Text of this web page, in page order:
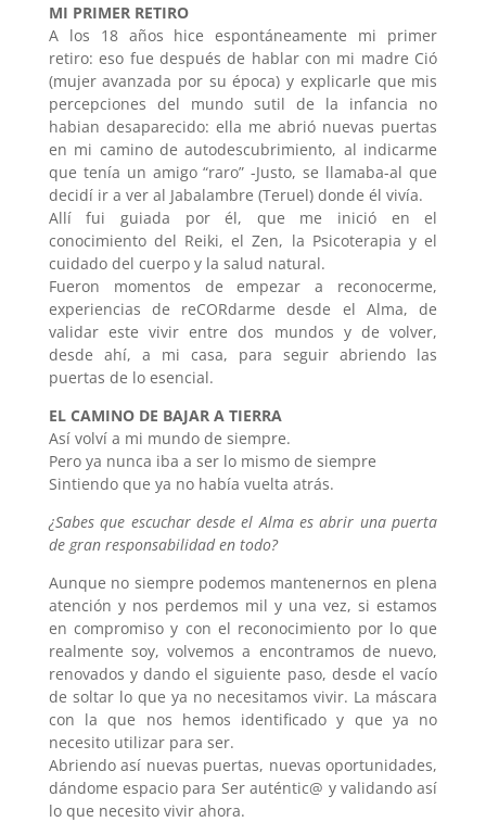
MI PRIMER RETIRO
A los 18 años hice espontáneamente mi primer
retiro: eso fue después de hablar con mi madre Ció
(mujer avanzada por su época) y explicarle que mis
percepciones del mundo sutil de la infancia no
habian desaparecido: ella me abrió nuevas puertas
en mi camino de autodescubrimiento, al indicarme
que tenía un amigo “raro” -Justo, se llamaba-al que
decidí ir a ver al Jabalambre (Teruel) donde él vivía.
Allí fui guiada por él, que me inició en el
conocimiento del Reiki, el Zen, la Psicoterapia y el
cuidado del cuerpo y la salud natural.
Fueron momentos de empezar a reconocerme,
experiencias de reCORdarme desde el Alma, de
validar este vivir entre dos mundos y de volver,
desde ahí, a mi casa, para seguir abriendo las
puertas de lo esencial.
EL CAMINO DE BAJAR A TIERRA
Así volví a mi mundo de siempre.
Pero ya nunca iba a ser lo mismo de siempre
Sintiendo que ya no había vuelta atrás.
¿Sabes que escuchar desde el Alma es abrir una puerta
de gran responsabilidad en todo?
Aunque no siempre podemos mantenernos en plena
atención y nos perdemos mil y una vez, si estamos
en compromiso y con el reconocimiento por lo que
realmente soy, volvemos a encontramos de nuevo,
renovados y dando el siguiente paso, desde el vacío
de soltar lo que ya no necesitamos vivir. La máscara
con la que nos hemos identificado y que ya no
necesito utilizar para ser.
Abriendo así nuevas puertas, nuevas oportunidades,
dándome espacio para Ser auténtic@ y validando así
lo que necesito vivir ahora.